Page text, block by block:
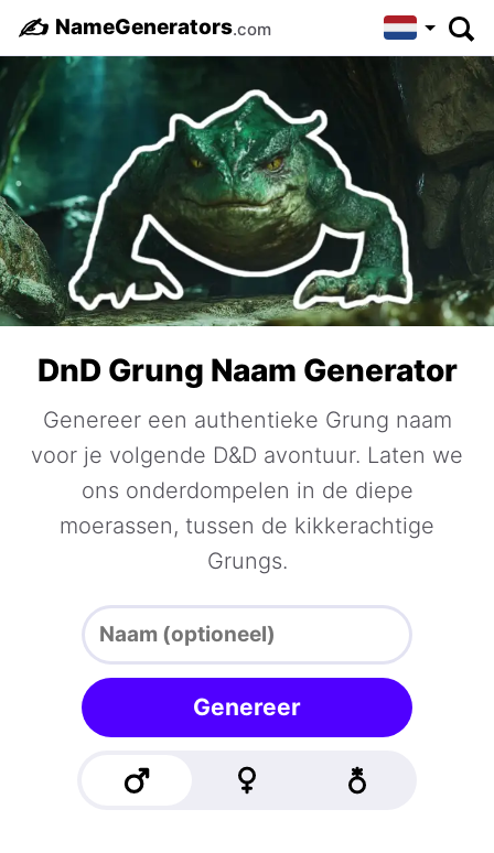
✍️ NameGenerators.com
DnD Grung Naam Generator
Genereer een authentieke Grung naam
voor je volgende D&D avontuur. Laten we
ons onderdompelen in de diepe
moerassen, tussen de kikkerachtige
Grungs.
Genereer